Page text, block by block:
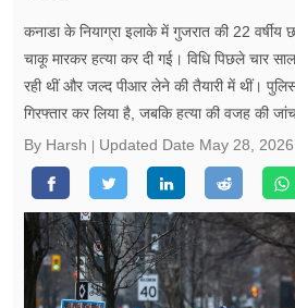
वीडियो
रिलेशनशिप
जीवन मंत्रा
फूड
सेहत
कनाडा के नियाग्रा इलाके में गुजरात की 22 वर्षीय
चाकू मारकर हत्या कर दी गई। विधि पिछले चार
रही थीं और जल्द पीआर लेने की तैयारी में थीं।
गिरफ्तार कर लिया है, जबकि हत्या की वजह की जांच
By Harsh
Updated Date May 28, 2026